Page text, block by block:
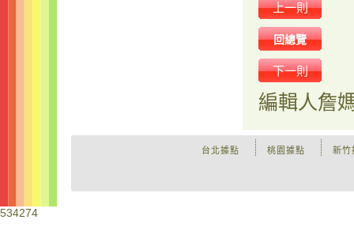
上一則
回總覽
下一則
編輯人詹
新竹
桃園據點
台北據點
534274